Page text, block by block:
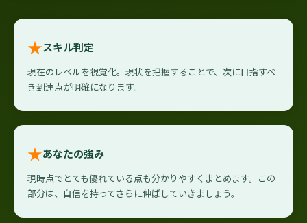
★スキル判定
現在のレベルを視覚化。現状を把握することで、次に目指すべ
き到達点が明確になります。
★あなたの強み
現時点でとても優れている点も分かりやすくまとめます。この
部分は、自信を持ってさらに伸ばしていきましょう。